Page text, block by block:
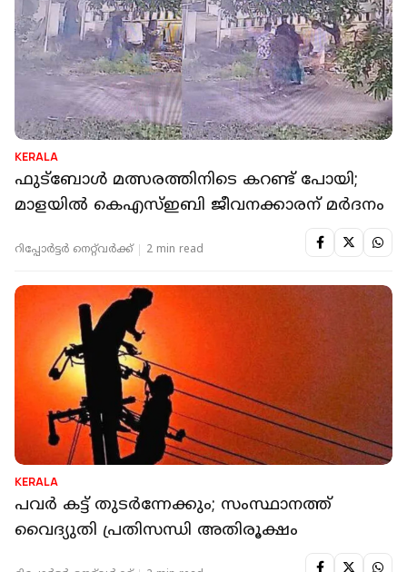
KERALA
ഫുട്‌ബോള്‍ മത്സരത്തിനിടെ കറണ്ട് പോയി;
മാളയില്‍ കെഎസ്ഇബി ജീവനക്കാരന് മര്‍ദനം
റിപ്പോർട്ടർ നെറ്റ്‌വര്‍ക്ക്‌ 2 min read
KERALA
പവര്‍ കട്ട് തുടര്‍ന്നേക്കും; സംസ്ഥാനത്ത്
വൈദ്യുതി പ്രതിസന്ധി അതിരൂക്ഷം